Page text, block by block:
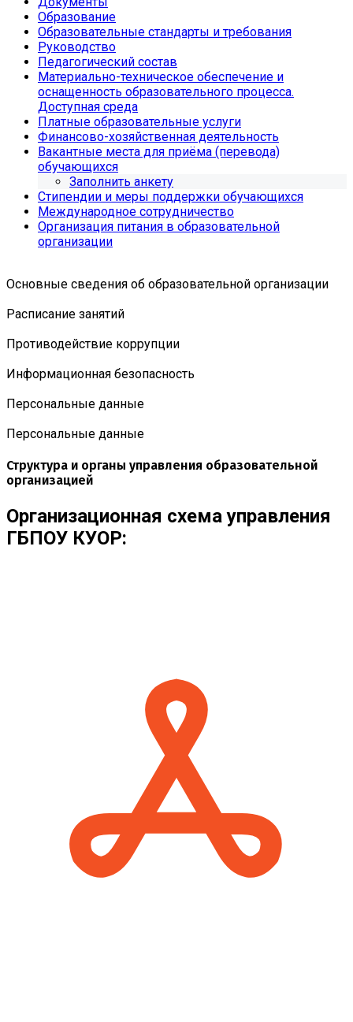
Образование
Образовательные стандарты и требования
Руководство
Педагогический состав
Материально-техническое обеспечение и
оснащенность образовательного процесса.
Доступная среда
Платные образовательные услуги
Финансово-хозяйственная деятельность
Вакантные места для приёма (перевода)
обучающихся
Заполнить анкету
Стипендии и меры поддержки обучающихся
Международное сотрудничество
Организация питания в образовательной
организации
Основные сведения об образовательной организации
Расписание занятий
Противодействие коррупции
Информационная безопасность
Персональные данные
Персональные данные
Структура и органы управления образовательной
организацией
Организационная схема управления
ГБПОУ КУОР: